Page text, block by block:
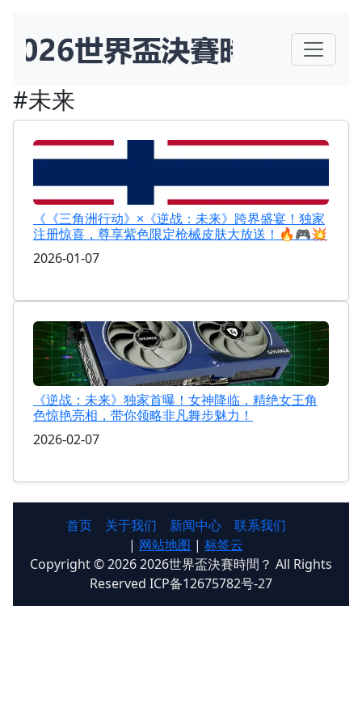
#未来
《《三角洲行动》×《逆战：未来》跨界盛宴！独家
注册惊喜，尊享紫色限定枪械皮肤大放送！🔥🎮💥
2026-01-07
《逆战：未来》独家首曝！女神降临，精绝女王角
色惊艳亮相，带你领略非凡舞步魅力！
2026-02-07
首页 关于我们 新闻中心
联系我们
| 网站地图 | 标签云
Copyright © 2026 2026世界盃決賽時間？ All Rights
Reserved ICP备12675782号-27